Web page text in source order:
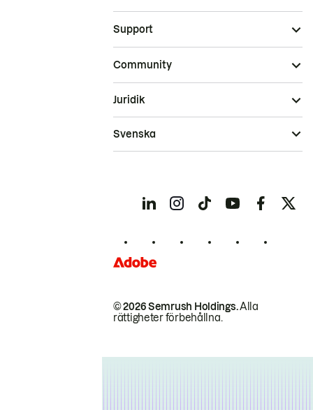
Support
Community
© 2026 Semrush Holdings.Alla
rättigheter förbehållna.
Juridik
Svenska